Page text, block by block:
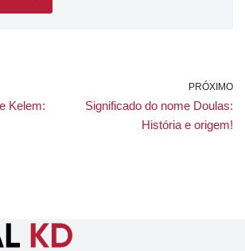
Kelem:
PRÓXIMO
Significado do nome Doulas:
História e origem!